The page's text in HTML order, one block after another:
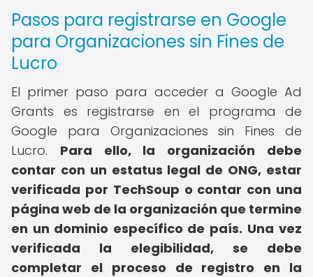
Pasos para registrarse en Google
para Organizaciones sin Fines de
Lucro
El primer paso para acceder a Google Ad
Grants es registrarse en el programa de
Google para Organizaciones sin Fines de
Lucro. Para ello, la organización debe
contar con un estatus legal de ONG, estar
verificada por TechSoup o contar con una
página web de la organización que termine
en un dominio específico de país. Una vez
verificada la elegibilidad, se debe
completar el proceso de registro en la